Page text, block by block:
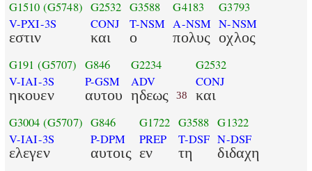
G1510 (G5748)
V-PXI-3S
εστιν
G2532
CONJ
και
G3588
T-NSM
ο
G4183
A-NSM
πολυς
G3793
N-NSM
οχλος
G191 (G5707)
V-IAI-3S
ηκουεν
G846
P-GSM
αυτου
G2234
ADV
ηδεως 38
G2532
CONJ
και
G3004 (G5707)
V-IAI-3S
ελεγεν
G846
P-DPM
αυτοις
G1722
PREP
εν
G3588
T-DSF
τη
G1322
N-DSF
διδαχη